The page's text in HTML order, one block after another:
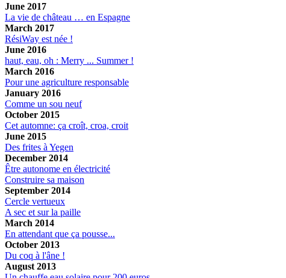
June 2017
La vie de château … en Espagne
March 2017
RésiWay est née !
June 2016
haut, eau, oh : Merry ... Summer !
March 2016
Pour une agriculture responsable
January 2016
Comme un sou neuf
October 2015
Cet automne: ça croît, croa, croit
June 2015
Des frites à Yegen
December 2014
Être autonome en électricité
Construire sa maison
September 2014
Cercle vertueux
A sec et sur la paille
March 2014
En attendant que ça pousse...
October 2013
Du coq à l'âne !
August 2013